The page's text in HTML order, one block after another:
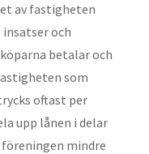
av fastigheten
insatser och
betalar och
som
oftast per
upp lånen i delar
mindre